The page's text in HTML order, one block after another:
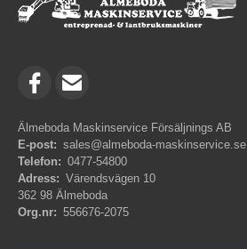
Älmeboda Maskinservice Försäljnings AB
E-post: sales@almeboda-maskinservice.se
Telefon: 0477-54800
Adress: Värendsvägen 10
362 98 Älmeboda
Org.nr: 556676-2075